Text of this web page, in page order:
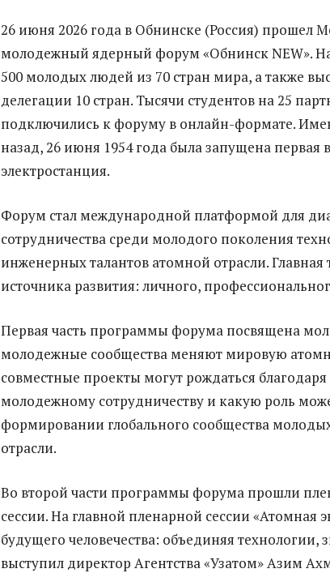
26 июня 2026 года в Обнинске (Россия) прошел
молодежный ядерный форум «Обнинск NEW».
500 молодых людей из 70 стран мира, а также
делегации 10 стран. Тысячи студентов на 25
подключились к форуму в онлайн-формате.
назад, 26 июня 1954 года была запущена первая
электростанция.
Форум стал международной платформой для
сотрудничества среди молодого поколения
инженерных талантов атомной отрасли. Главная
источника развития: личного,
Первая часть программы форума посвящена
молодежные сообщества меняют мировую
совместные проекты могут рождаться
молодежному сотрудничеству и какую роль
формировании глобального сообщества
отрасли.
Во второй части программы форума прошли
сессии. На главной пленарной сессии «Атомная
будущего человечества: объединяя технологии,
выступил директор Агентства «Узатом» Азим